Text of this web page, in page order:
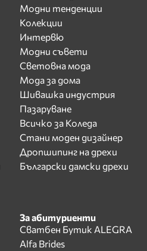
Модни тенденции
Колекции
Интервю
Модни съвети
Световна мода
Мода за дома
Шивашка индустрия
Пазаруване
Всичко за Коледа
Стани моден дизайнер
Дропшипинг на дрехи
Български дамски дрехи
За абитуриенти
Сватбен Бутик ALEGRA
Alfa Brides